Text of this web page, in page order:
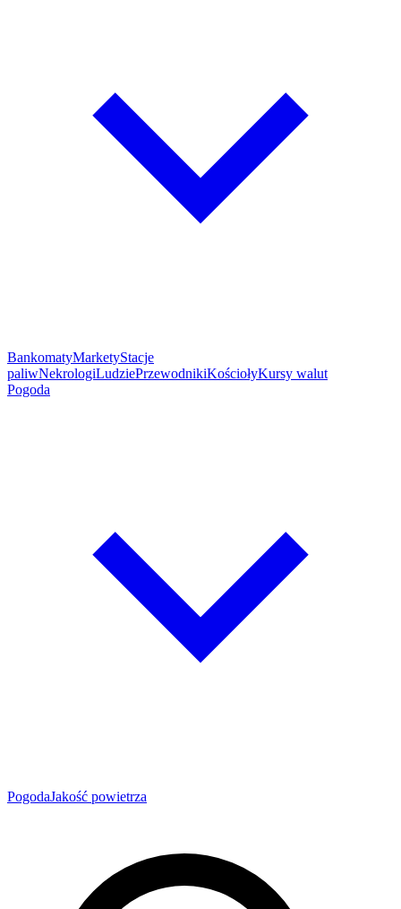
BankomatyMarketyStacje
paliwNekrologiLudziePrzewodnikiKościołyKursy walut
Pogoda
PogodaJakość powietrza